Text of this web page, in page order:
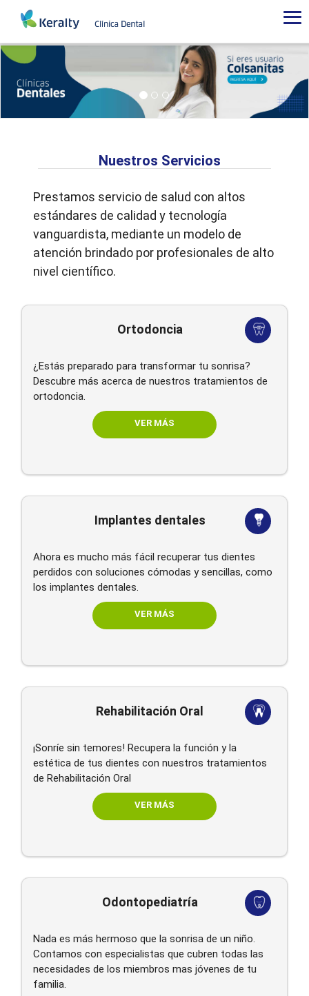
inicio
Dentales
Nuestros Servicios
Prestamos servicio de salud con altos
estándares de calidad y tecnología
vanguardista, mediante un modelo de
atención brindado por profesionales de alto
nivel científico.
Ortodoncia
¿Estás preparado para transformar tu sonrisa?
Descubre más acerca de nuestros tratamientos de
ortodoncia.
VER MÁS
Implantes dentales
Ahora es mucho más fácil recuperar tus dientes
perdidos con soluciones cómodas y sencillas, como
los implantes dentales.
VER MÁS
Rehabilitación Oral
¡Sonríe sin temores! Recupera la función y la
estética de tus dientes con nuestros tratamientos
de Rehabilitación Oral
VER MÁS
Odontopediatría
Nada es más hermoso que la sonrisa de un niño.
Contamos con especialistas que cubren todas las
necesidades de los miembros mas jóvenes de tu
familia.